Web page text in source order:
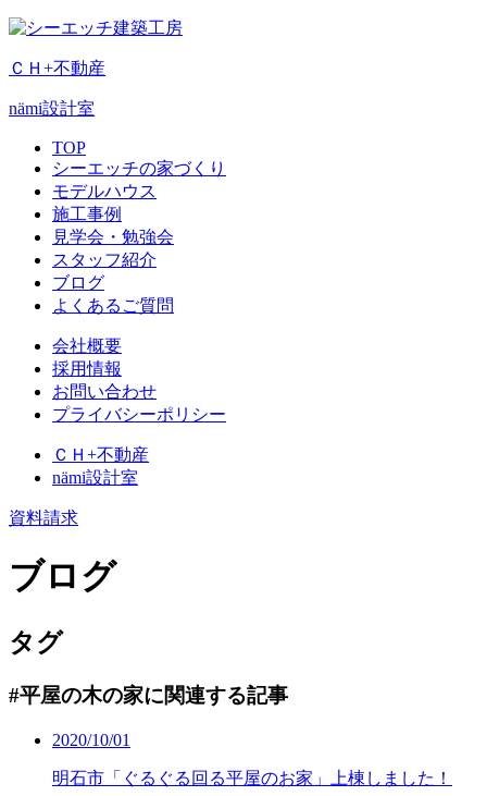
ＣＨ+不動産
nämi設計室
TOP
シーエッチの家づくり
モデルハウス
施工事例
見学会・勉強会
スタッフ紹介
ブログ
よくあるご質問
会社概要
採用情報
お問い合わせ
プライバシーポリシー
ＣＨ+不動産
nämi設計室
資料請求
ブログ
タグ
#平屋の木の家に関連する記事
2020/10/01
明石市「ぐるぐる回る平屋のお家」上棟しました！